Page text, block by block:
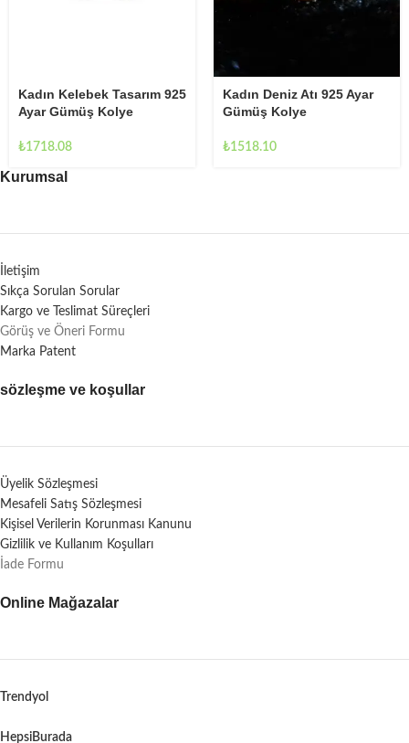
Kadın Kelebek Tasarım 925
Ayar Gümüş Kolye
₺1718.08
Kadın Deniz Atı 925 Ayar
Gümüş Kolye
₺1518.10
Kurumsal
İletişim
Sıkça Sorulan Sorular
Kargo ve Teslimat Süreçleri
Görüş ve Öneri Formu
Marka Patent
sözleşme ve koşullar
Üyelik Sözleşmesi
Mesafeli Satış Sözleşmesi
Kişisel Verilerin Korunması Kanunu
Gizlilik ve Kullanım Koşulları
İade Formu
Online Mağazalar
Trendyol
HepsiBurada